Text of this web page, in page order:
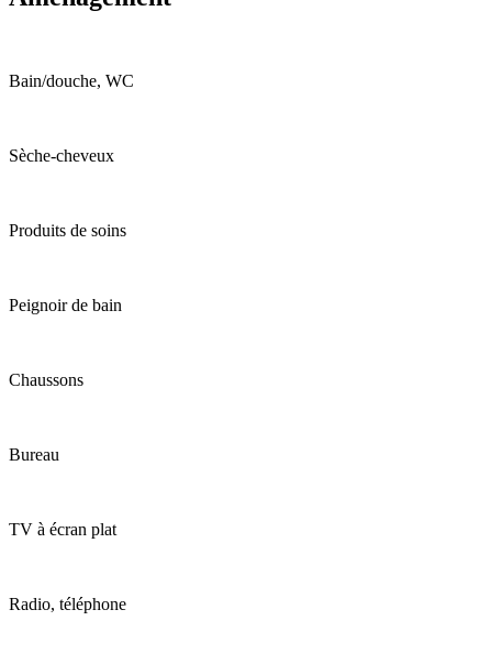
Bain/douche, WC
Sèche-cheveux
Produits de soins
Peignoir de bain
Chaussons
Bureau
TV à écran plat
Radio, téléphone